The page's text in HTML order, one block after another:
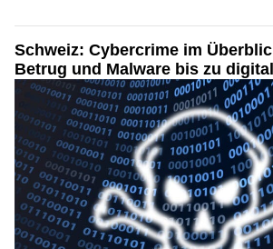
Schweiz: Cybercrime im
Betrug und Malware bis zu